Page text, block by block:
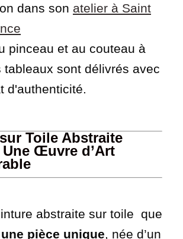
dans son atelier à Saint
pinceau et au couteau à
tableaux sont délivrés avec
d'authenticité.
Toile Abstraite
Œuvre d’Art
abstraite sur toile que
une pièce unique, née d’un